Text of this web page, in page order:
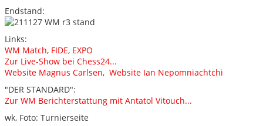
Endstand:
Links:
WM Match, FIDE, EXPO
Zur Live-Show bei Chess24...
Website Magnus Carlsen, Website Ian Nepomniachtchi
"DER STANDARD":
Zur WM Berichterstattung mit Antatol Vitouch...
wk, Foto: Turnierseite